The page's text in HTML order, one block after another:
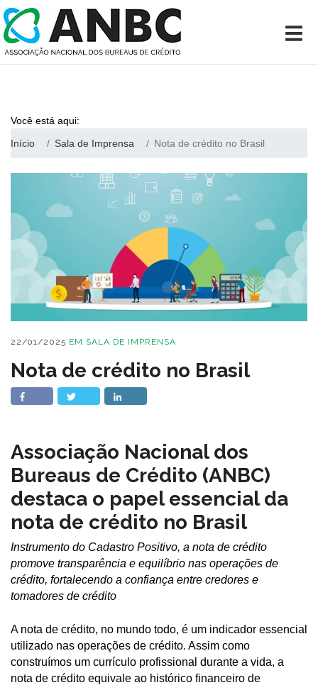
Você está aqui:
Início
Sala de Imprensa Nota de crédito no Brasil
22/01/2025 EM SALA DE IMPRENSA
Nota de crédito no Brasil
Associação Nacional dos
Bureaus de Crédito (ANBC)
destaca o papel essencial da
nota de crédito no Brasil
Instrumento do Cadastro Positivo, a nota de crédito
promove transparência e equilíbrio nas operações de
crédito, fortalecendo a confiança entre credores e
tomadores de crédito
A nota de crédito, no mundo todo, é um indicador essencial
utilizado nas operações de crédito. Assim como
construímos um currículo profissional durante a vida, a
nota de crédito equivale ao histórico financeiro de